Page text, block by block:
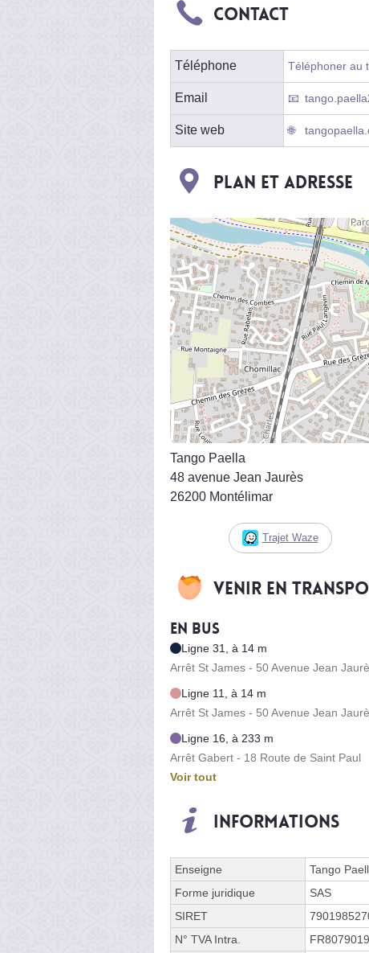
Contact
Téléphone Téléphoner au
Email
Site web
Plan et adresse
Tango Paella
48 avenue Jean Jaurès
26200 Montélimar
Trajet Waze
Venir en
En bus
Ligne 31, à 14 m
Arrêt St James - 50 Avenue Jean
Ligne 11, à 14 m
Arrêt St James - 50 Avenue Jean
Ligne 16, à 233 m
Arrêt Gabert - 18 Route de Saint Paul
Voir tout
Informations
Enseigne
Tango
Forme juridique
SAS
SIRET
N° TVA Intra.